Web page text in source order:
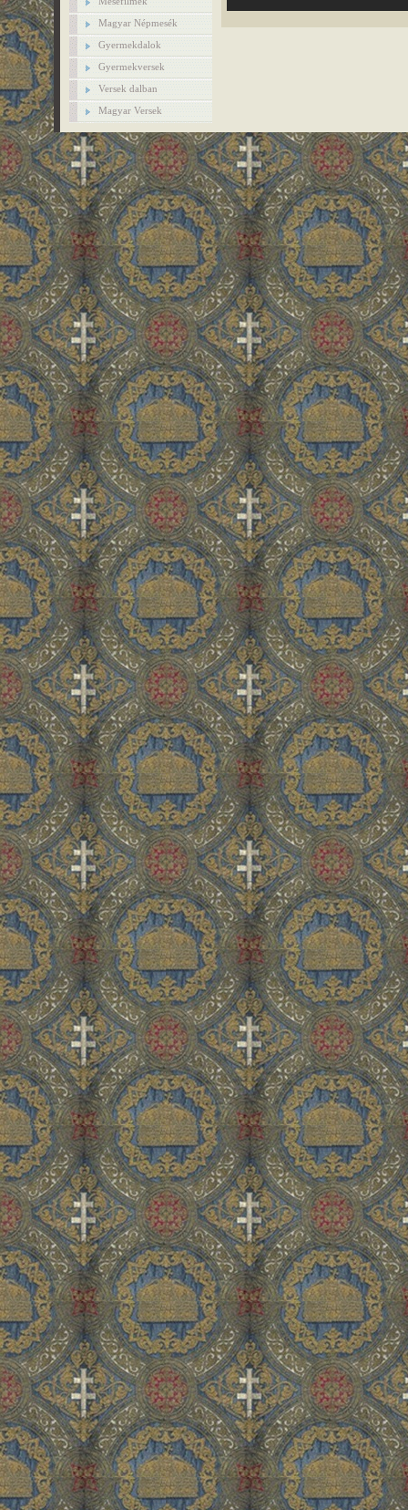
Magyar Népmesék
Gyermekdalok
Gyermekversek
Versek dalban
Magyar Versek